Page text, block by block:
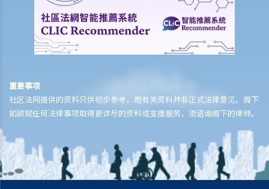
3. 如何应付收数公司？
重要事项
社区法网提供的资料只供初步参考，而有关资料并非正式法律意见。阁下
如欲就任何法律事项取得更详尽的资料或支援服务，须谘询阁下的律师。